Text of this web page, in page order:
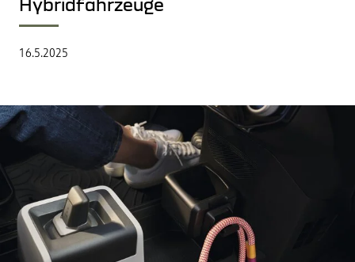
Hybridfahrzeuge
16.5.2025